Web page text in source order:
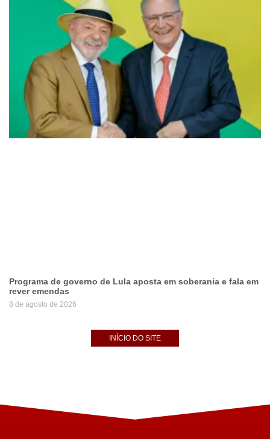
Programa de governo de Lula aposta em soberania e fala em
rever emendas
8 de agosto de 2026
INÍCIO DO SITE